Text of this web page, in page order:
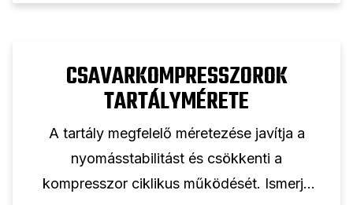
CSAVARKOMPRESSZOROK
TARTÁLYMÉRETE
A tartály megfelelő méretezése javítja a
nyomásstabilitást és csökkenti a
kompresszor ciklikus működését. Ismerje